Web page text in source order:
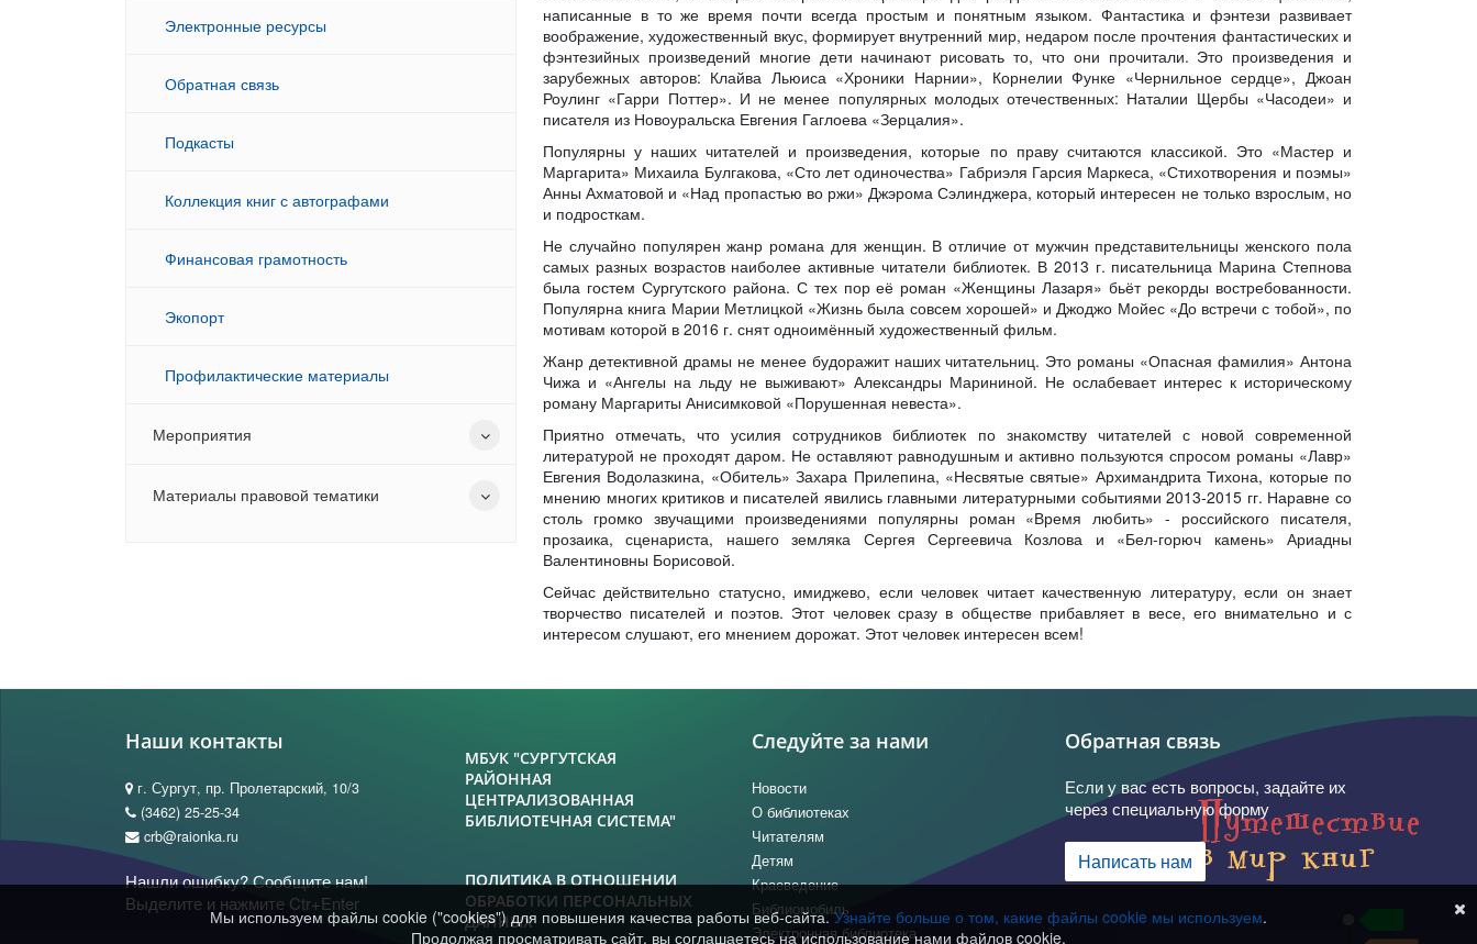
Электронные ресурсы
Обратная связь
Подкасты
Коллекция книг с автографами
Финансовая грамотность
Экопорт
Профилактические материалы
Мероприятия
Материалы правовой тематики
написанные в то же время почти всегда простым и понятным языком. Фантастика и фэнтези развивает
воображение, художественный вкус, формирует внутренний мир, недаром после прочтения фантастических и
фэнтезийных произведений многие дети начинают рисовать то, что они прочитали. Это произведения и
зарубежных авторов: Клайва Льюиса «Хроники Нарнии», Корнелии Функе «Чернильное сердце», Джоан
Роулинг «Гарри Поттер». И не менее популярных молодых отечественных: Наталии Щербы «Часодеи» и
писателя из Новоуральска Евгения Гаглоева «Зерцалия».
Популярны у наших читателей и произведения, которые по праву считаются классикой. Это «Мастер и
Маргарита» Михаила Булгакова, «Сто лет одиночества» Габриэля Гарсия Маркеса, «Стихотворения и поэмы»
Анны Ахматовой и «Над пропастью во ржи» Джэрома Сэлинджера, который интересен не только взрослым, но
и подросткам.
Не случайно популярен жанр романа для женщин. В отличие от мужчин представительницы женского пола
самых разных возрастов наиболее активные читатели библиотек. В 2013 г. писательница Марина Степнова
была гостем Сургутского района. С тех пор её роман «Женщины Лазаря» бьёт рекорды востребованности.
Популярна книга Марии Метлицкой «Жизнь была совсем хорошей» и Джоджо Мойес «До встречи с тобой», по
мотивам которой в 2016 г. снят одноимённый художественный фильм.
Жанр детективной драмы не менее будоражит наших читательниц. Это романы «Опасная фамилия» Антона
Чижа и «Ангелы на льду не выживают» Александры Марининой. Не ослабевает интерес к историческому
роману Маргариты Анисимковой «Порушенная невеста».
Приятно отмечать, что усилия сотрудников библиотек по знакомству читателей с новой современной
литературой не проходят даром. Не оставляют равнодушным и активно пользуются спросом романы «Лавр»
Евгения Водолазкина, «Обитель» Захара Прилепина, «Несвятые святые» Архимандрита Тихона, которые по
мнению многих критиков и писателей явились главными литературными событиями 2013-2015 гг. Наравне со
столь громко звучащими произведениями популярны роман «Время любить» - российского писателя,
прозаика, сценариста, нашего земляка Сергея Сергеевича Козлова и «Бел-горюч камень» Ариадны
Валентиновны Борисовой.
Сейчас действительно статусно, имиджево, если человек читает качественную литературу, если он знает
творчество писателей и поэтов. Этот человек сразу в обществе прибавляет в весе, его внимательно и с
интересом слушают, его мнением дорожат. Этот человек интересен всем!
Наши контакты
г. Сургут, пр. Пролетарский, 10/3
(3462) 25-25-34
crb@raionka.ru
Нашли ошибку? Сообщите нам!
Выделите и нажмите Ctr+Enter
МБУК "СУРГУТСКАЯ
РАЙОННАЯ
ЦЕНТРАЛИЗОВАННАЯ
БИБЛИОТЕЧНАЯ СИСТЕМА"
ПОЛИТИКА В ОТНОШЕНИИ
ОБРАБОТКИ ПЕРСОНАЛЬНЫХ
ДАННЫХ
Следуйте за нами
Новости
О библиотеках
Читателям
Детям
Краеведение
Библиомобиль
Электронная библиотека
Обратная связь
Если у вас есть вопросы, задайте их
через специальную форму
Написать нам
Мы используем файлы cookie ("cookies") для повышения качества работы веб-сайта.Узнайте больше о том, какие файлы cookie мы используем.
Продолжая просматривать сайт, вы соглашаетесь на использование нами файлов cookie.